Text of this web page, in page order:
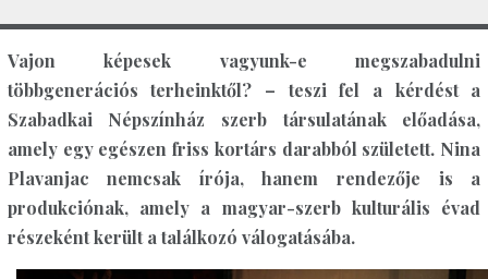
Vajon képesek vagyunk-e megszabadulni
többgenerációs terheinktől? – teszi fel a kérdést a
Szabadkai Népszínház szerb társulatának előadása,
amely egy egészen friss kortárs darabból született. Nina
Plavanjac nemcsak írója, hanem rendezője is a
produkciónak, amely a magyar-szerb kulturális évad
részeként került a találkozó válogatásába.